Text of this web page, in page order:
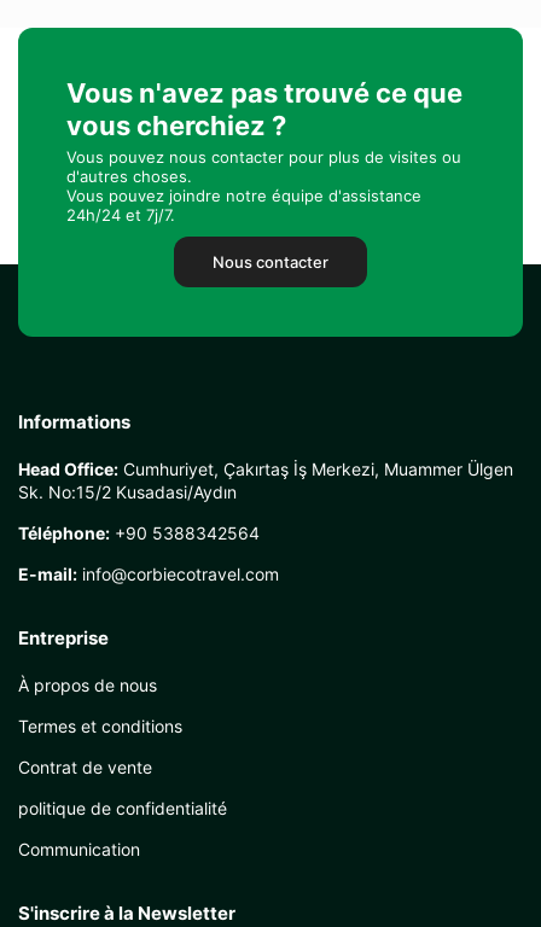
Vous n'avez pas trouvé ce que
vous cherchiez ?
Vous pouvez nous contacter pour plus de visites ou
d'autres choses.
Vous pouvez joindre notre équipe d'assistance
24h/24 et 7j/7.
Nous contacter
Informations
Head Office: Cumhuriyet, Çakırtaş İş Merkezi, Muammer Ülgen
Sk. No:15/2 Kusadasi/Aydın
Téléphone: +90 5388342564
E-mail: info@corbiecotravel.com
Entreprise
À propos de nous
Termes et conditions
Contrat de vente
politique de confidentialité
Communication
S'inscrire à la Newsletter